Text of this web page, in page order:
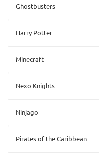
Ghostbusters
Harry Potter
Minecraft
Nexo Knights
Ninjago
Pirates of the Caribbean